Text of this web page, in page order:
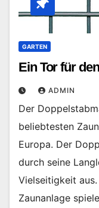
GARTEN
Ein Tor für
ADMIN
Der
beliebtesten
Europa. Der
durch seine
Vielseitigkeit
Zaunanlage